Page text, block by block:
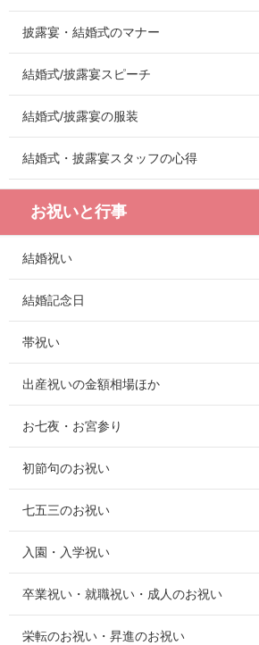
披露宴・結婚式のマナー
結婚式/披露宴スピーチ
結婚式/披露宴の服装
結婚式・披露宴スタッフの心得
お祝いと行事
結婚祝い
結婚記念日
帯祝い
出産祝いの金額相場ほか
お七夜・お宮参り
初節句のお祝い
七五三のお祝い
入園・入学祝い
卒業祝い・就職祝い・成人のお祝い
栄転のお祝い・昇進のお祝い